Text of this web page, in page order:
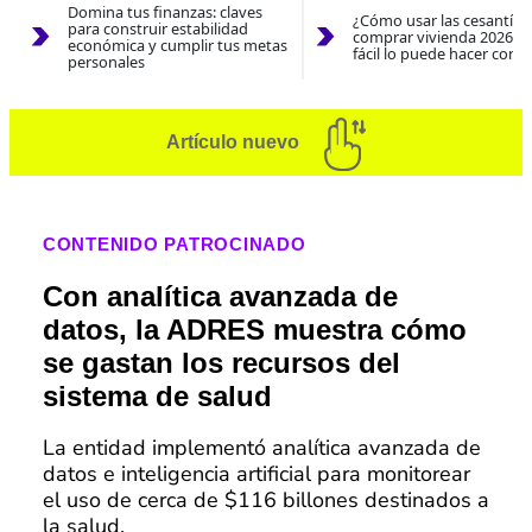
Domina tus finanzas: claves
para construir estabilidad
económica y cumplir tus metas
personales
¿Cómo usar las
comprar vivienda 2026?
fácil lo puede hacer con
Artículo nuevo
CONTENIDO PATROCINADO
Con analítica avanzada de
datos, la ADRES muestra cómo
se gastan los recursos del
sistema de salud
La entidad implementó analítica avanzada de
datos e inteligencia artificial para monitorear
el uso de cerca de $116 billones destinados a